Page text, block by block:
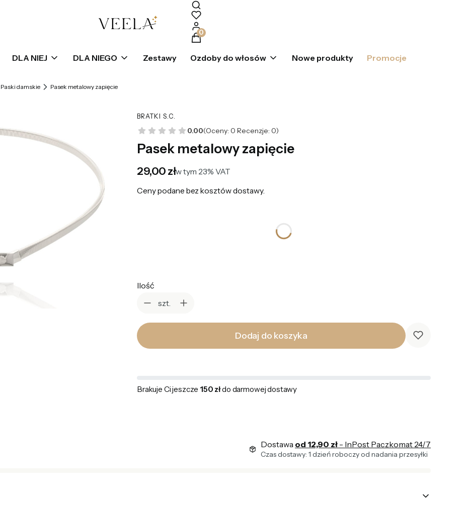
Produkty w koszyku: 0. Zobacz szczegóły
DLA NIEJ DLA NIEGO Zestawy Ozdoby do włosów Nowe produkty Promocje
Paski damskie Pasek metalowy zapięcie
BRATKI S.C.
0.00(Oceny: 0 Recenzje: 0)
Pasek metalowy zapięcie
Cena
29,00 złw tym 23% VAT
w tym 23% VAT
Ceny podane bez kosztów dostawy.
Ilość
szt.
Dodaj do koszyka
Brakuje Ci jeszcze 150 złdo darmowej dostawy
Dostawa od 12,90 zł - InPost Paczkomat 24/7
Czas dostawy: 1 dzień roboczy od nadania przesyłki